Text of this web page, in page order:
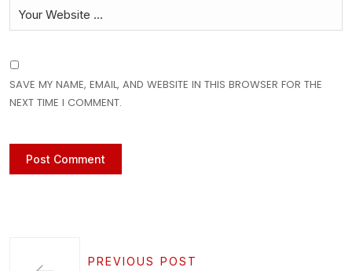
SAVE MY NAME, EMAIL, AND WEBSITE IN THIS BROWSER FOR THE
NEXT TIME I COMMENT.
PREVIOUS POST